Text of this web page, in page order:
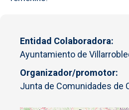
Entidad Colaboradora
Ayuntamiento de
Organizador/promotor
Junta de Comunidades de